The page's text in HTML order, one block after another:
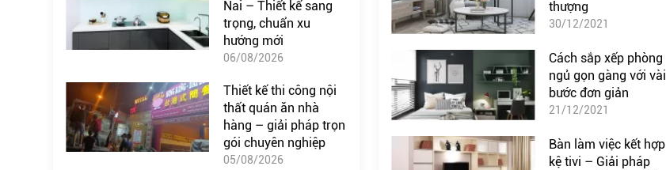
Nai – Thiết kế sang
trọng, chuẩn xu
hướng mới
06/08/2026
Thiết kế thi công nội
thất quán ăn nhà
hàng – giải pháp trọn
gói chuyên nghiệp
05/08/2026
thượng
30/12/2021
Cách sắp xếp phòng
ngủ gọn gàng với vài
bước đơn giản
21/12/2021
Bàn làm việc kết hợp
kệ tivi – Giải pháp